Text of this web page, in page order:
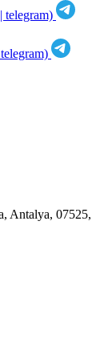
telegram)
Antalya, 07525,